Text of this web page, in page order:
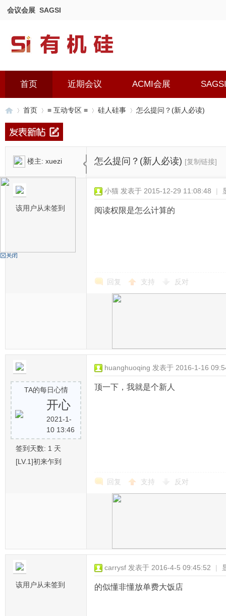
会议会展 SAGSI
首页 近期会议 ACMI会展 SAGSI
机
硅
首页 ≡ 互动专区 ≡ 硅人硅事 怎么提问？(新人必读)
楼主: xuezi 怎么提问？(新人必读) [复制链接]
该用户从未签到
小猫 发表于 2015-12-29 11:08:48 |
阅读权限是怎么计算的
回复 支持 反对
TA的每日心情
开心
2021-1-
10 13:46
签到天数: 1 天
[LV.1]初来乍到
huanghuoqing 发表于 2016-1-16
顶一下，我就是个新人
回复 支持 反对
该用户从未签到
carrysf 发表于 2016-4-5 09:45:52 |
的似懂非懂放单费大饭店